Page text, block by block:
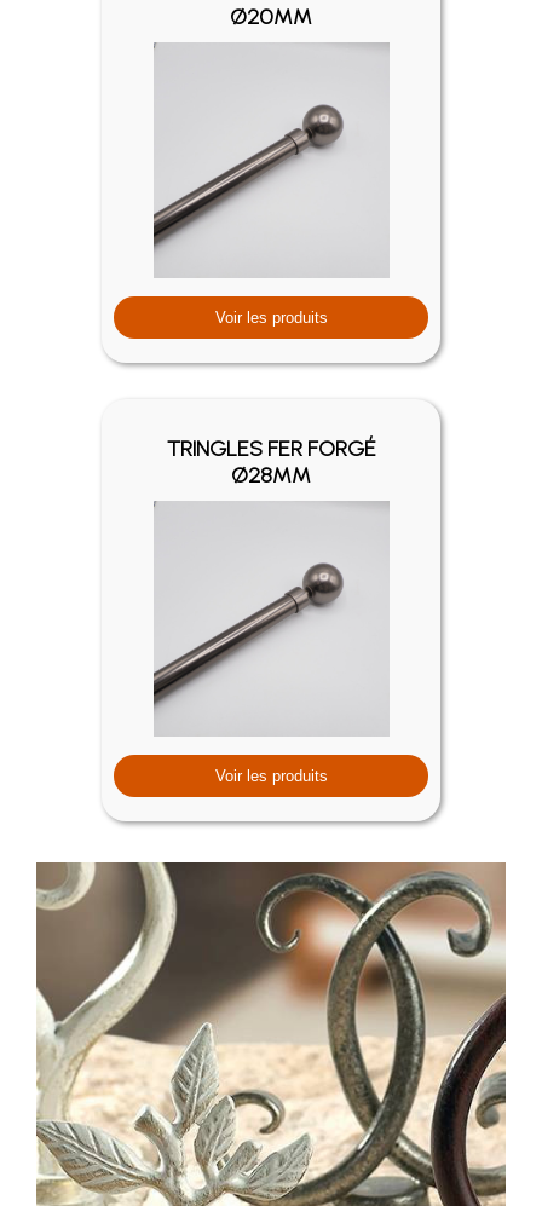
Ø20MM
Voir les produits
TRINGLES FER FORGÉ
Ø28MM
Voir les produits